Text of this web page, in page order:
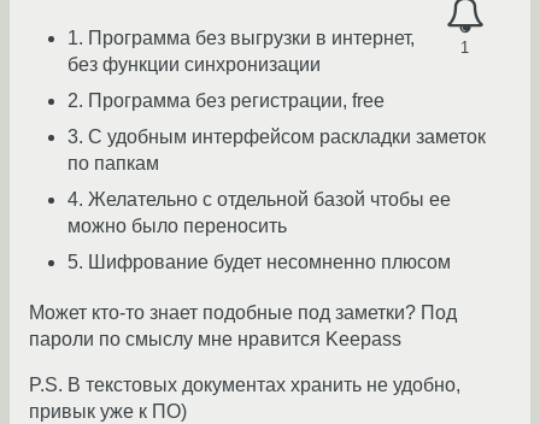
1
1. Программа без выгрузки в интернет,
без функции синхронизации
2. Программа без регистрации, free
3. С удобным интерфейсом раскладки заметок
по папкам
4. Желательно с отдельной базой чтобы ее
можно было переносить
5. Шифрование будет несомненно плюсом
Может кто-то знает подобные под заметки? Под
пароли по смыслу мне нравится Keepass
P.S. В текстовых документах хранить не удобно,
привык уже к ПО)